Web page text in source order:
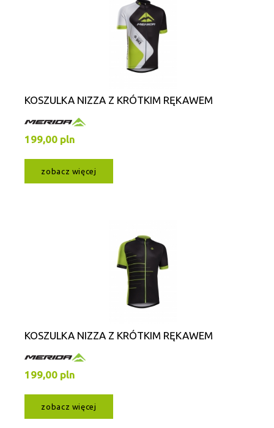
KOSZULKA NIZZA Z KRÓTKIM RĘKAWEM
199,00 pln
zobacz więcej
KOSZULKA NIZZA Z KRÓTKIM RĘKAWEM
199,00 pln
zobacz więcej